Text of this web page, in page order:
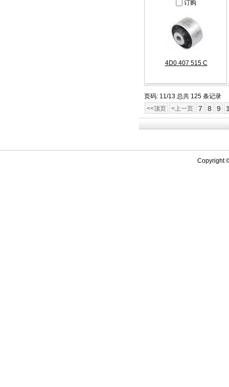
订购
4D0 407 515 C
页码: 11/13 总共 125 条记录
<<顶页
<上一页 7 8 9
Copyright